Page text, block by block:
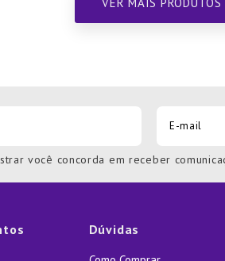
você concorda em receber
Dúvidas